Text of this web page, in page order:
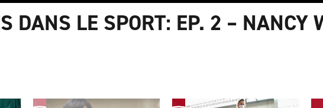
DANS LE SPORT: EP. 2 – NANCY